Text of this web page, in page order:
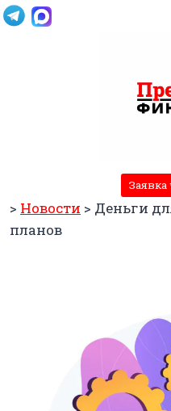
Перейти
Заявка
> Новости > Деньги
планов